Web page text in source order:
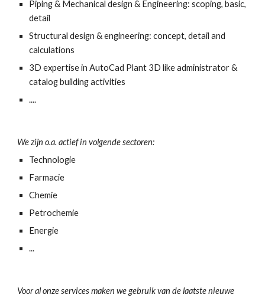
Piping & Mechanical design & Engineering: scoping, basic,
detail
Structural design & engineering: concept, detail and
calculations
3D expertise in AutoCad Plant 3D like administrator &
catalog building activities
....
We zijn o.a. actief in volgende sectoren:
Technologie
Farmacie
Chemie
Petrochemie
Energie
...
Voor al onze services maken we gebruik van de laatste nieuwe